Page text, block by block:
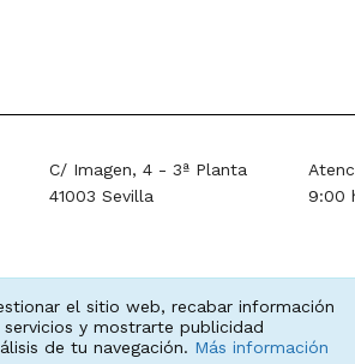
C/ Imagen, 4 - 3ª Planta
41003 Sevilla
9:00
,Granada,Huelva,Jaén ,Málaga,
el sitio web, recabar información
y mostrarte publicidad
de tu navegación. Más información